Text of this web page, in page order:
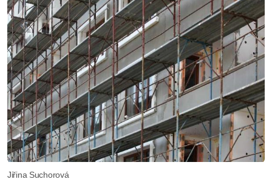
Jiřina Suchorová